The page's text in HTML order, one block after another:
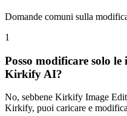
Domande comuni sulla
1
Posso modificare solo
Kirkify AI?
No, sebbene Kirkify Image
Kirkify, puoi caricare e